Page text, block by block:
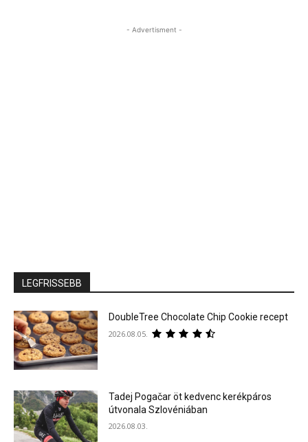
- Advertisment -
LEGFRISSEBB
DoubleTree Chocolate Chip Cookie recept
2026.08.05.
Tadej Pogačar öt kedvenc kerékpáros
útvonala Szlovéniában
2026.08.03.